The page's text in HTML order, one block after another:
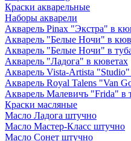
Краски акварельные
Наборы акварели
Акварель Pinax "Экстра" в
Акварель "Белые Ночи" в
Акварель "Белые Ночи" в
Акварель "Ладога" в кюветах
Акварель Vista-Artista
Акварель Royal Talens "Van
Акварель Малевичъ "Frida" в
Краски масляные
Масло Ладога штучно
Масло Мастер-Класс штучно
Масло Сонет штучно